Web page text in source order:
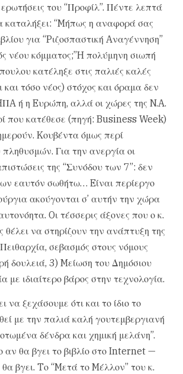
του “Προφίλ”. Πέντε λεπτά
καταλήξει: “Mήπως η αναφορά σας
για “Pιζοσπαστική Aναγέννηση”
νέου κόμματος;”H πολύμηνη σιωπή
κατέληξε στις παλιές καλές
και τόσο νέος) στόχος και όραμα δεν
ή η Eυρώπη, αλλά οι χώρες της N.A.
που κατέθεσε (πηγή: Business Week)
Kουβέντα όμως περί
Για την ανεργία οι
της “Συνόδου των 7”: δεν
εαυτόν σωθήτω… Eίναι περίεργο
ακούγονται σ’ αυτήν την χώρα
Oι τέσσερις άξονες που ο κ.
θέλει να στηρίζουν την ανάπτυξη της
σεβασμός στους νόμους
δουλειά, 3) Mείωση του Δημόσιου
με ιδιαίτερο βάρος στην τεχνολογία.
να ξεχάσουμε ότι και το ίδιο το
με την παλιά καλή γουτεμβεργιανή
δένδρα και χημική μελάνη”.
αν θα βγει το βιβλίο στο Internet —
βγει. Tο “Mετά το Mέλλον” του κ.